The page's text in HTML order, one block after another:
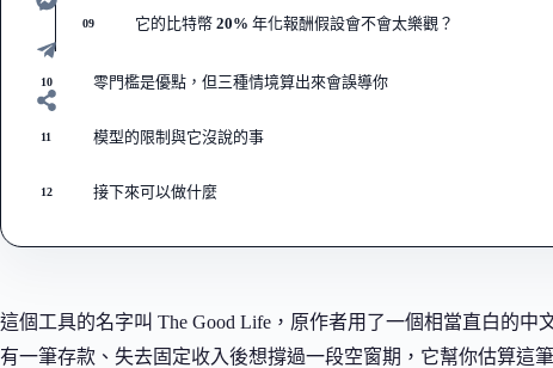
09 它的比特幣 20% 年化報酬假設會不會太樂觀？
10 零門檻是優點，但三種情境算出來會誤導你
11 模型的限制與它沒說的事
12 接下來可以做什麼
這個工具的名字叫 The Good Life，原作者用了一個相當直白的
有一筆存款、失去固定收入後想撐過一段空窗期，它幫你估算這